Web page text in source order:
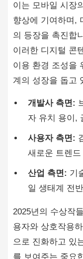
이는 모바일 시장
향상에 기여하며,
의 등장을 촉진합
이러한 디지털 콘
이용 환경 조성을
계의 성장을 돕고
개발사 측면:
자 유치 용이,
사용자 측면:
새로운 트렌
산업 측면: 기
일 생태계 전
2025년의 수상작
용자와 상호작용
으로 진화하고 있
를 보여주는 중요